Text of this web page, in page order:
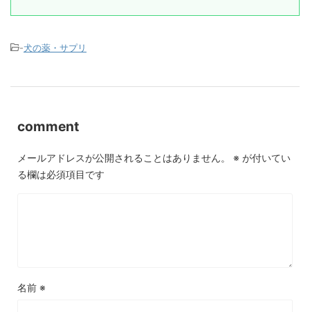
-犬の薬・サプリ
comment
メールアドレスが公開されることはありません。 ※ が付いてい
る欄は必須項目です
名前 ※